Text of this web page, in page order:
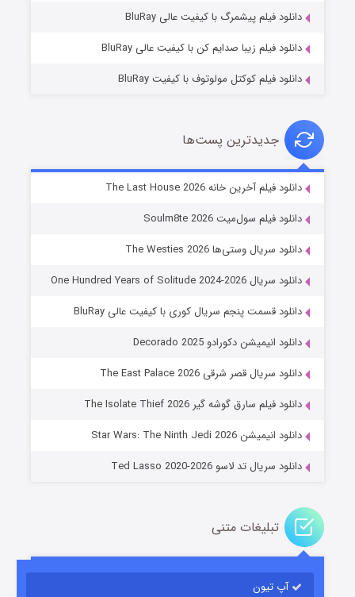
شوگر فصل ۲
خاندان اژدها فصل ۳
قسمت۶ (زیرنویس) منتشر شد
دانلود فیلم پیشمرگ با کیفیت عالی BluRay
دانلود فیلم زیبا صدایم کن با کیفیت عالی BluRay
دانلود فیلم کوکتل مولوتوف با کیفیت BluRay
جدیدترین پست‌ها
دانلود فیلم آخرین خانه The Last House 2026
دانلود فیلم سول‌میت Soulm8te 2026
دانلود سریال وستی‌ها The Westies 2026
دانلود سریال One Hundred Years of Solitude 2024-2026
دانلود قسمت پنجم سریال کوری با کیفیت عالی BluRay
دانلود انیمیشن دکورادو Decorado 2025
دانلود سریال قصر شرقی The East Palace 2026
دانلود فیلم سارق گوشه گیر The Isolate Thief 2026
دانلود انیمیشن Star Wars: The Ninth Jedi 2026
دانلود سریال تد لاسو Ted Lasso 2020-2026
تبلیغات متنی
آپ تیون